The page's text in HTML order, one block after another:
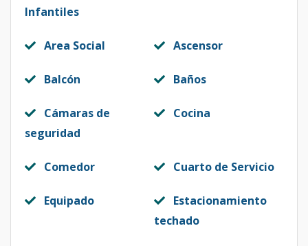
Infantiles
Area Social Ascensor
Balcón Baños
Cámaras de
seguridad
Cocina
Comedor Cuarto de Servicio
Equipado
Estacionamiento
techado